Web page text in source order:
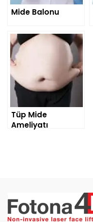
Mide Balonu
Tüp Mide
Ameliyatı